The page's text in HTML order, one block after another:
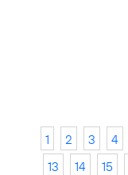
1 2 3 4
13
14 15